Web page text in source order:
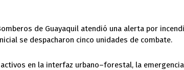
de Guayaquil atendió una alerta por
se despacharon cinco unidades de combate.
en la interfaz urbano–forestal, la